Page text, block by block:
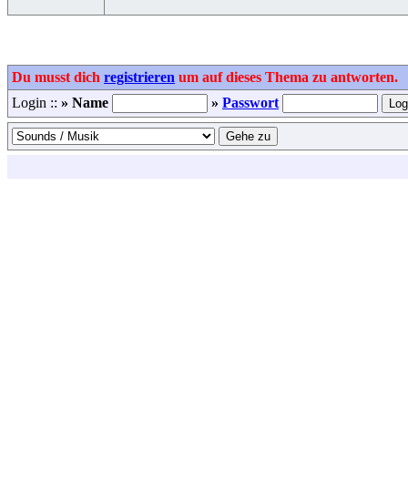
Du musst dich registrieren um auf dieses Thema zu antworten.
Login :: » Name » Passwort